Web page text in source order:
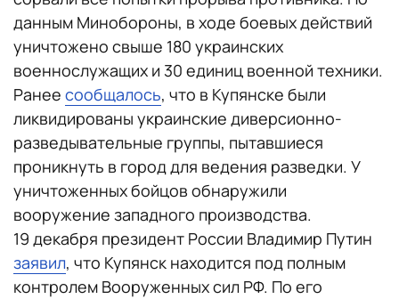
данным Минобороны, в ходе боевых действий
уничтожено свыше 180 украинских
военнослужащих и 30 единиц военной техники.
Ранее сообщалось, что в Купянске были
ликвидированы украинские диверсионно-
разведывательные группы, пытавшиеся
проникнуть в город для ведения разведки. У
уничтоженных бойцов обнаружили
вооружение западного производства.
19 декабря президент России Владимир Путин
заявил, что Купянск находится под полным
контролем Вооруженных сил РФ. По его